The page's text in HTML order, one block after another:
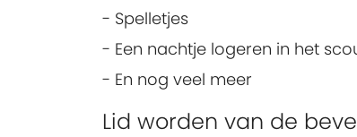
- Spelletjes
- Een nachtje logeren in het
- En nog veel meer
Lid worden van de